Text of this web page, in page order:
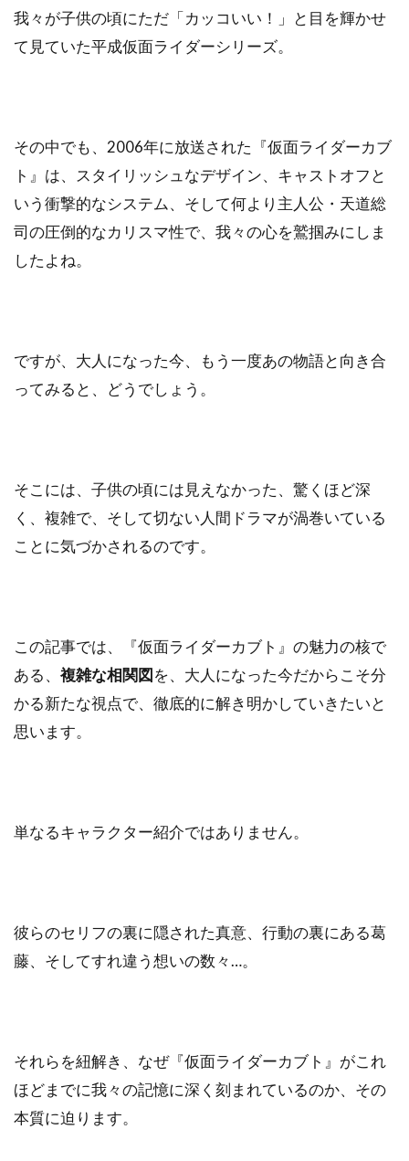
我々が子供の頃にただ「カッコいい！」と目を輝かせ
て見ていた平成仮面ライダーシリーズ。
その中でも、2006年に放送された『仮面ライダーカブ
ト』は、スタイリッシュなデザイン、キャストオフと
いう衝撃的なシステム、そして何より主人公・天道総
司の圧倒的なカリスマ性で、我々の心を鷲掴みにしま
したよね。
ですが、大人になった今、もう一度あの物語と向き合
ってみると、どうでしょう。
そこには、子供の頃には見えなかった、驚くほど深
く、複雑で、そして切ない人間ドラマが渦巻いている
ことに気づかされるのです。
この記事では、『仮面ライダーカブト』の魅力の核で
ある、 複雑な相関図を、大人になった今だからこそ分
かる新たな視点で、徹底的に解き明かしていきたいと
思います。
単なるキャラクター紹介ではありません。
彼らのセリフの裏に隠された真意、行動の裏にある葛
藤、そしてすれ違う想いの数々…。
それらを紐解き、なぜ『仮面ライダーカブト』がこれ
ほどまでに我々の記憶に深く刻まれているのか、その
本質に迫ります。